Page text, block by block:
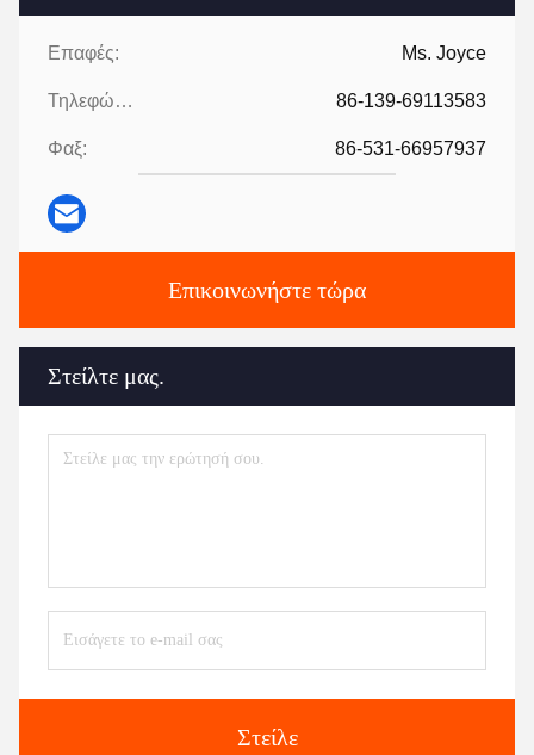
Επαφές: Ms. Joyce
Τηλεφώνημα: 86-139-69113583
Φαξ: 86-531-66957937
Επικοινωνήστε τώρα
Στείλτε μας.
Στείλε